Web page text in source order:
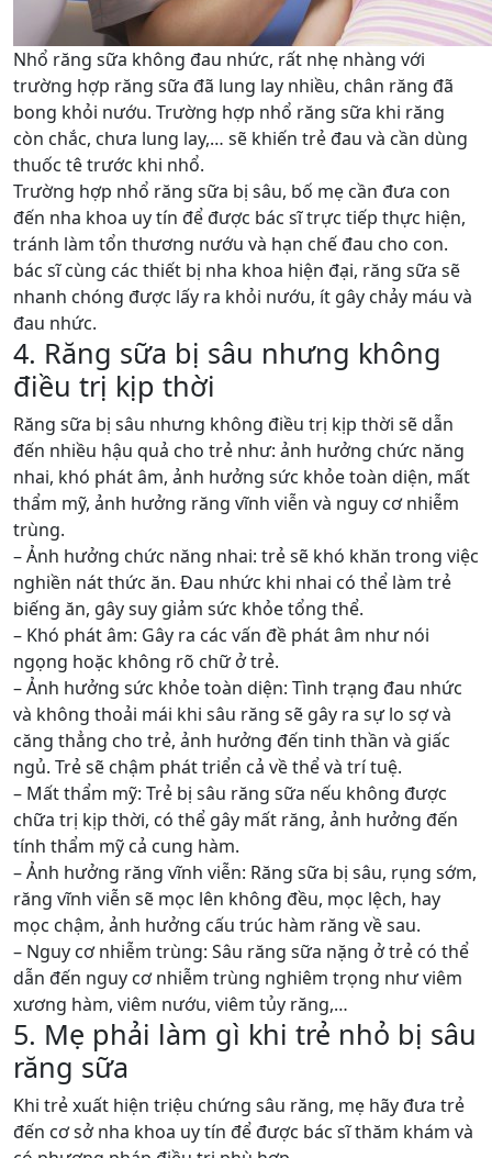
Nhổ răng sữa không đau nhức, rất nhẹ nhàng với
trường hợp răng sữa đã lung lay nhiều, chân răng đã
bong khỏi nướu. Trường hợp nhổ răng sữa khi răng
còn chắc, chưa lung lay,… sẽ khiến trẻ đau và cần dùng
thuốc tê trước khi nhổ.
Trường hợp nhổ răng sữa bị sâu, bố mẹ cần đưa con
đến nha khoa uy tín để được bác sĩ trực tiếp thực hiện,
tránh làm tổn thương nướu và hạn chế đau cho con.
bác sĩ cùng các thiết bị nha khoa hiện đại, răng sữa sẽ
nhanh chóng được lấy ra khỏi nướu, ít gây chảy máu và
đau nhức.
4. Răng sữa bị sâu nhưng không
điều trị kịp thời
Răng sữa bị sâu nhưng không điều trị kịp thời sẽ dẫn
đến nhiều hậu quả cho trẻ như: ảnh hưởng chức năng
nhai, khó phát âm, ảnh hưởng sức khỏe toàn diện, mất
thẩm mỹ, ảnh hưởng răng vĩnh viễn và nguy cơ nhiễm
trùng.
– Ảnh hưởng chức năng nhai: trẻ sẽ khó khăn trong việc
nghiền nát thức ăn. Đau nhức khi nhai có thể làm trẻ
biếng ăn, gây suy giảm sức khỏe tổng thể.
– Khó phát âm: Gây ra các vấn đề phát âm như nói
ngọng hoặc không rõ chữ ở trẻ.
– Ảnh hưởng sức khỏe toàn diện: Tình trạng đau nhức
và không thoải mái khi sâu răng sẽ gây ra sự lo sợ và
căng thẳng cho trẻ, ảnh hưởng đến tinh thần và giấc
ngủ. Trẻ sẽ chậm phát triển cả về thể và trí tuệ.
– Mất thẩm mỹ: Trẻ bị sâu răng sữa nếu không được
chữa trị kịp thời, có thể gây mất răng, ảnh hưởng đến
tính thẩm mỹ cả cung hàm.
– Ảnh hưởng răng vĩnh viễn: Răng sữa bị sâu, rụng sớm,
răng vĩnh viễn sẽ mọc lên không đều, mọc lệch, hay
mọc chậm, ảnh hưởng cấu trúc hàm răng về sau.
– Nguy cơ nhiễm trùng: Sâu răng sữa nặng ở trẻ có thể
dẫn đến nguy cơ nhiễm trùng nghiêm trọng như viêm
xương hàm, viêm nướu, viêm tủy răng,…
5. Mẹ phải làm gì khi trẻ nhỏ bị sâu
răng sữa
Khi trẻ xuất hiện triệu chứng sâu răng, mẹ hãy đưa trẻ
đến cơ sở nha khoa uy tín để được bác sĩ thăm khám và